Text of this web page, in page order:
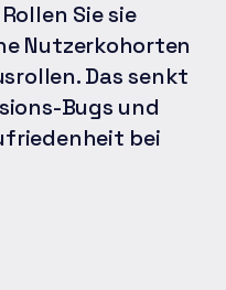
Sie sie
Nutzerkohorten
Das senkt
Bugs und
bei